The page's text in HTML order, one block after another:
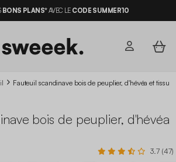
BONS PLANS*AVEC LE CODE SUMMER10
Fauteuil scandinave bois de peuplier, d'hévéa et tissu
bois de peuplier, d'hévéa
3.7 (47)